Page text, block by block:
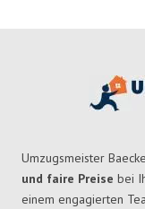
Umzugsmeister
und faire Preise bei
einem engagierten